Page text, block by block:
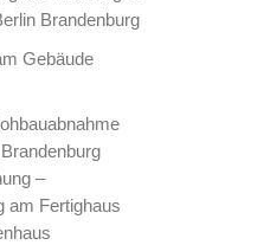
Brandenburg
Gebäude
–
am Fertighaus